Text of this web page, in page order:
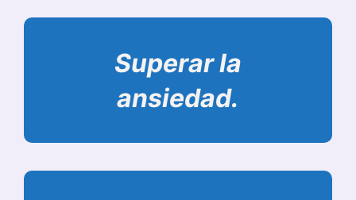
Superar la
ansiedad.